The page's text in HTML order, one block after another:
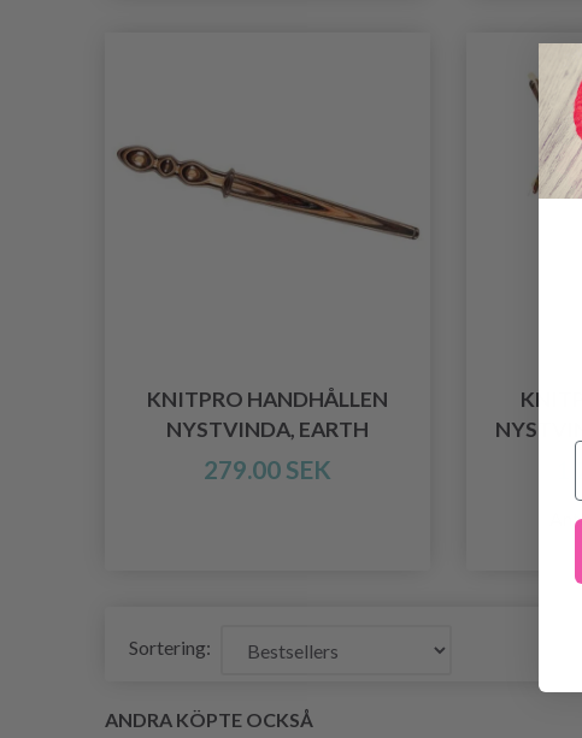
KNITPRO HANDHÅLLEN
NYSTVINDA, EARTH
279.00 SEK
Sortering:
ANDRA KÖPTE OCKSÅ